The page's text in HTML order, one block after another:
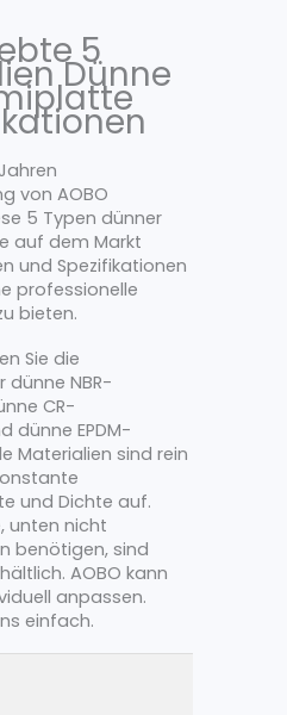
5
Dünne
von AOBO
5 Typen dünner
auf dem Markt
und Spezifikationen
professionelle
bieten.
Sie die
dünne NBR-
CR-
dünne EPDM-
Materialien sind rein
und Dichte auf.
unten nicht
benötigen, sind
AOBO kann
anpassen.
einfach.